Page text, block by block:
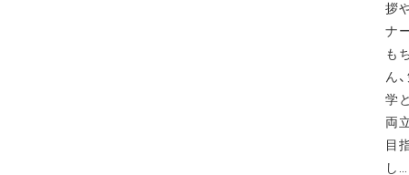
拶
ナ
も
ん
学
両
目
し…